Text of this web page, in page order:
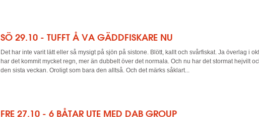
SÖ 29.10 - TUFFT Å VA GÄDDFISKARE NU
Det har inte varit lätt eller så mysigt på sjön på sistone. Blött, kallt och svårfiskat. Ja överlag i
har det kommit mycket regn, mer än dubbelt över det normala. Och nu har det stormat hejvilt
den sista veckan. Oroligt som bara den alltså. Och det märks såklart...
FRE 27.10 - 6 BÅTAR UTE MED DAB GROUP